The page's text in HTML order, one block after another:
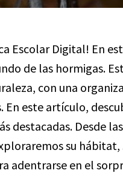
Escolar Digital! En
de las hormigas.
con una
En este artículo,
destacadas. Desde
su
adentrarse en el